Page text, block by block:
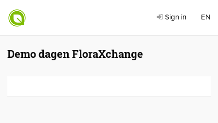
Sign in EN
Demo dagen FloraXchange